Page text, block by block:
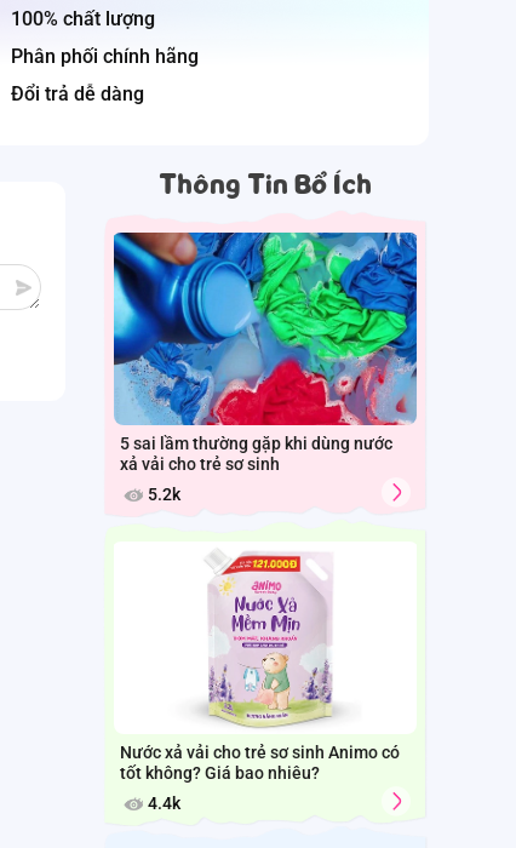
100% chất lượng
Phân phối chính hãng
Đổi trả dễ dàng
Thông Tin Bổ Ích
5 sai lầm thường gặp khi dùng nước
xả vải cho trẻ sơ sinh
5.2k
Nước xả vải cho trẻ sơ sinh Animo có
tốt không? Giá bao nhiêu?
4.4k